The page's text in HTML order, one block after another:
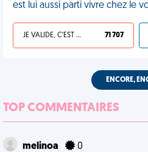
est lui aussi parti vivre chez le
JE VALIDE, C'EST UNE VDM 71 707
ENCORE,
TOP COMMENTAIRES
melinoa 0